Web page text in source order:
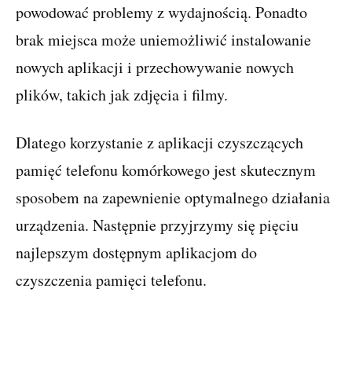
powodować problemy z wydajnością. Ponadto
brak miejsca może uniemożliwić instalowanie
nowych aplikacji i przechowywanie nowych
plików, takich jak zdjęcia i filmy.
Dlatego korzystanie z aplikacji czyszczących
pamięć telefonu komórkowego jest skutecznym
sposobem na zapewnienie optymalnego działania
urządzenia. Następnie przyjrzymy się pięciu
najlepszym dostępnym aplikacjom do
czyszczenia pamięci telefonu.